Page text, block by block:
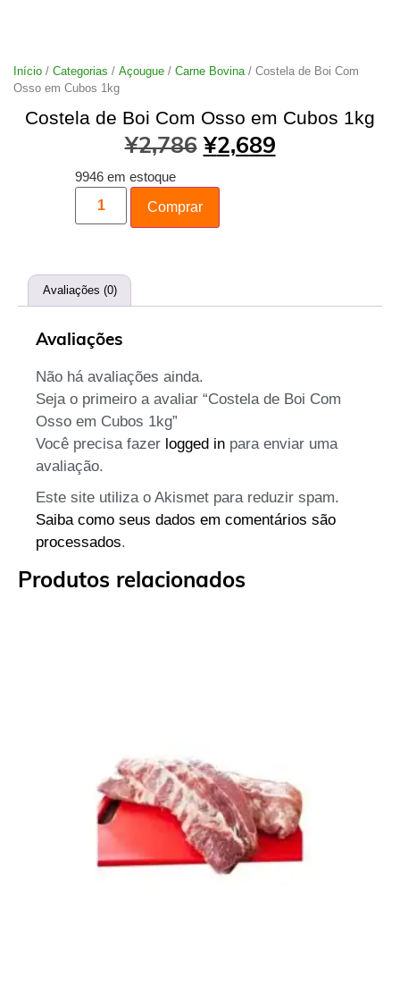
Início / Categorias / Açougue / Carne Bovina/ Costela de Boi Com
Osso em Cubos 1kg
Costela de Boi Com Osso em Cubos 1kg
¥2,786 ¥2,689
9946 em estoque
Comprar
Avaliações (0)
Avaliações
Não há avaliações ainda.
Seja o primeiro a avaliar “Costela de Boi Com
Osso em Cubos 1kg”
Você precisa fazer logged in para enviar uma
avaliação.
Este site utiliza o Akismet para reduzir spam.
Saiba como seus dados em comentários são
processados.
Produtos relacionados